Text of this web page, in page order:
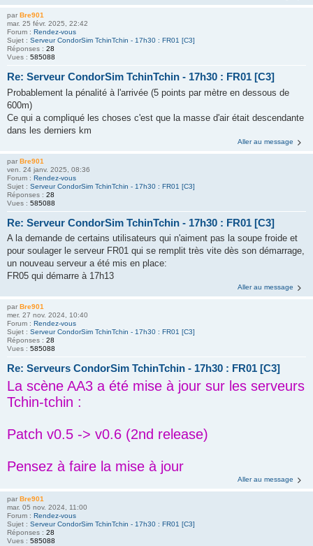
par Bre901
mar. 25 févr. 2025, 22:42
Forum : Rendez-vous
Sujet : Serveur CondorSim TchinTchin - 17h30 : FR01 [C3]
Réponses : 28
Vues : 585088
Re: Serveur CondorSim TchinTchin - 17h30 : FR01 [C3]
Probablement la pénalité à l'arrivée (5 points par mètre en dessous de
600m)
Ce qui a compliqué les choses c'est que la masse d'air était descendante
dans les derniers km
Aller au message
par Bre901
ven. 24 janv. 2025, 08:36
Forum : Rendez-vous
Sujet : Serveur CondorSim TchinTchin - 17h30 : FR01 [C3]
Réponses : 28
Vues : 585088
Re: Serveur CondorSim TchinTchin - 17h30 : FR01 [C3]
A la demande de certains utilisateurs qui n'aiment pas la soupe froide et
pour soulager le serveur FR01 qui se remplit très vite dès son démarrage,
un nouveau serveur a été mis en place:
FR05 qui démarre à 17h13
Aller au message
par Bre901
mer. 27 nov. 2024, 10:40
Forum : Rendez-vous
Sujet : Serveur CondorSim TchinTchin - 17h30 : FR01 [C3]
Réponses : 28
Vues : 585088
Re: Serveurs CondorSim TchinTchin - 17h30 : FR01 [C3]
La scène AA3 a été mise à jour sur les serveurs
Tchin-tchin :
Patch v0.5 -> v0.6 (2nd release)
Pensez à faire la mise à jour
Aller au message
par Bre901
mar. 05 nov. 2024, 11:00
Forum : Rendez-vous
Sujet : Serveur CondorSim TchinTchin - 17h30 : FR01 [C3]
Réponses : 28
Vues : 585088